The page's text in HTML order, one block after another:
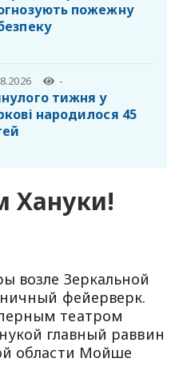
пожежну
-
тижня у
народилося 45
Хануки!
возле Зеркальной
фейерверк.
театром
главный раввин
области Мойше